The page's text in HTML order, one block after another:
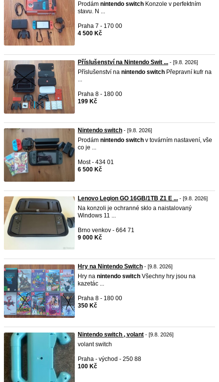
Prodám nintendo switch Konzole v perfektním
stavu. N ...
Praha 7 - 170 00
4 500 Kč
Příslušenství na Nintendo Swit ... - [9.8. 2026]
Příslušenství na nintendo switch Přepravní kufr na
...
Praha 8 - 180 00
199 Kč
Nintendo switch - [9.8. 2026]
Prodám nintendo switch v továrním nastavení, vše
co je ...
Most - 434 01
6 500 Kč
Lenovo Legion GO 16GB/1TB Z1 E ... - [9.8. 2026]
Na konzoli je ochranné sklo a naistalovaný
Windows 11 ...
Brno venkov - 664 71
9 000 Kč
Hry na Nintendo Switch - [9.8. 2026]
Hry na nintendo switch Všechny hry jsou na
kazetác ...
Praha 8 - 180 00
350 Kč
Nintendo switch , volant - [9.8. 2026]
volant switch
Praha - východ - 250 88
100 Kč